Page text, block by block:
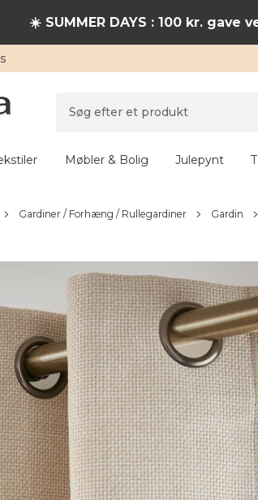
☀️ SUMMER DAYS : 100 kr. gave
Møbler & Bolig Julepynt
Gardiner / Forhæng / Rullegardiner Gardin